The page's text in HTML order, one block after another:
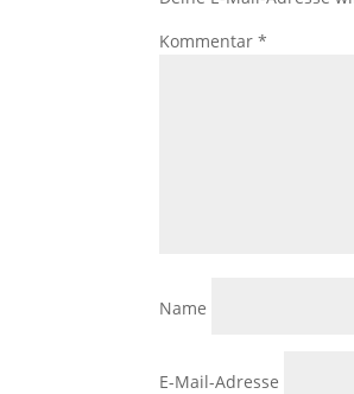
Kommentar*
Name
E-Mail-Adresse